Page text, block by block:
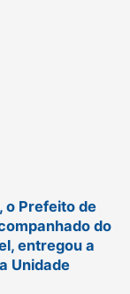
o Prefeito de
do
entregou a
Unidade